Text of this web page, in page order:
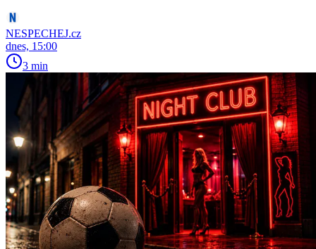
NESPECHEJ.cz
dnes, 15:00
3 min